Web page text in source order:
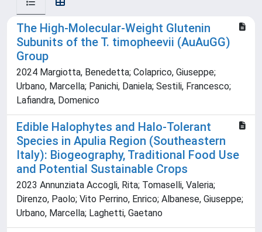
The High-Molecular-Weight Glutenin
Subunits of the T. timopheevii (AuAuGG)
Group
2024 Margiotta, Benedetta; Colaprico, Giuseppe;
Urbano, Marcella; Panichi, Daniela; Sestili, Francesco;
Lafiandra, Domenico
Edible Halophytes and Halo-Tolerant
Species in Apulia Region (Southeastern
Italy): Biogeography, Traditional Food Use
and Potential Sustainable Crops
2023 Annunziata Accogli, Rita; Tomaselli, Valeria;
Direnzo, Paolo; Vito Perrino, Enrico; Albanese, Giuseppe;
Urbano, Marcella; Laghetti, Gaetano